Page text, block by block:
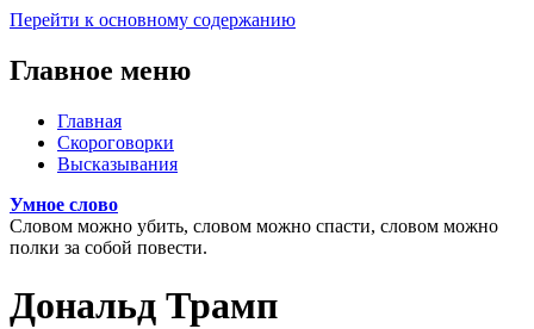
Перейти к основному содержанию
Главное меню
Главная
Скороговорки
Высказывания
Умное слово
Словом можно убить, словом можно спасти, словом можно
полки за собой повести.
Дональд Трамп